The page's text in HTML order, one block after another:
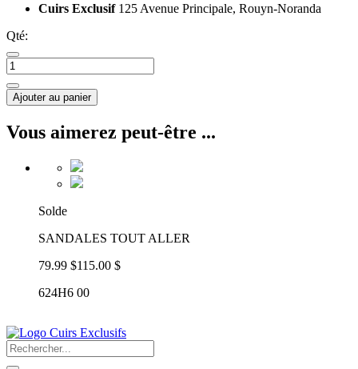
Cuirs Exclusif 125 Avenue Principale, Rouyn-Noranda
Qté:
Ajouter au panier
Vous aimerez peut-être ...
Solde
SANDALES TOUT ALLER
79.99 $115.00 $
624H6 00